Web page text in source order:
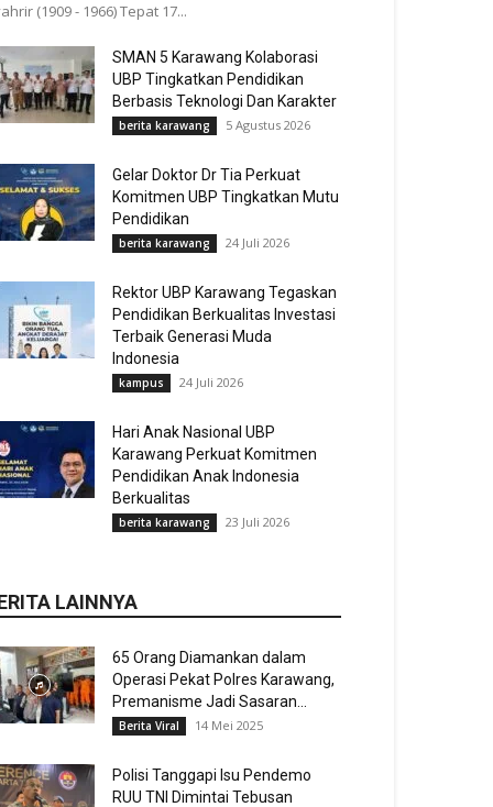
(1909 - 1966) Tepat 17...
SMAN 5 Karawang Kolaborasi
UBP Tingkatkan Pendidikan
Berbasis Teknologi Dan Karakter
berita karawang 5 Agustus 2026
Gelar Doktor Dr Tia Perkuat
Komitmen UBP Tingkatkan Mutu
Pendidikan
berita karawang 24 Juli 2026
Rektor UBP Karawang Tegaskan
Pendidikan Berkualitas Investasi
Terbaik Generasi Muda
Indonesia
kampus 24 Juli 2026
Hari Anak Nasional UBP
Karawang Perkuat Komitmen
Pendidikan Anak Indonesia
Berkualitas
berita karawang 23 Juli 2026
LAINNYA
65 Orang Diamankan dalam
Operasi Pekat Polres Karawang,
Premanisme Jadi Sasaran...
Berita Viral 14 Mei 2025
Polisi Tanggapi Isu Pendemo
RUU TNI Dimintai Tebusan